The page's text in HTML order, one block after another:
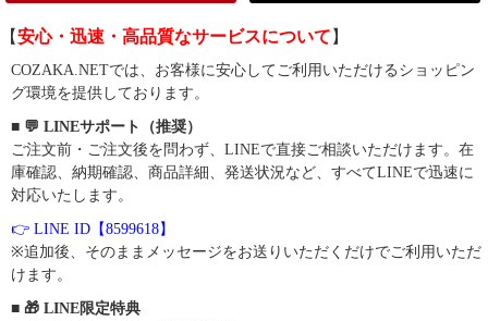
【安心・迅速・高品質なサービスについて 】
COZAKA.NETでは、お客様に安心してご利用いただけるショッピン
グ環境を提供しております。
■ 💬 LINEサポート（推奨）
ご注文前・ご注文後を問わず、LINEで直接ご相談いただけます。在
庫確認、納期確認、商品詳細、発送状況など、すべてLINEで迅速に
対応いたします。
👉 LINE ID【8599618】
※追加後、そのままメッセージをお送りいただくだけでご利用いただ
けます。
■ 🎁 LINE限定特典